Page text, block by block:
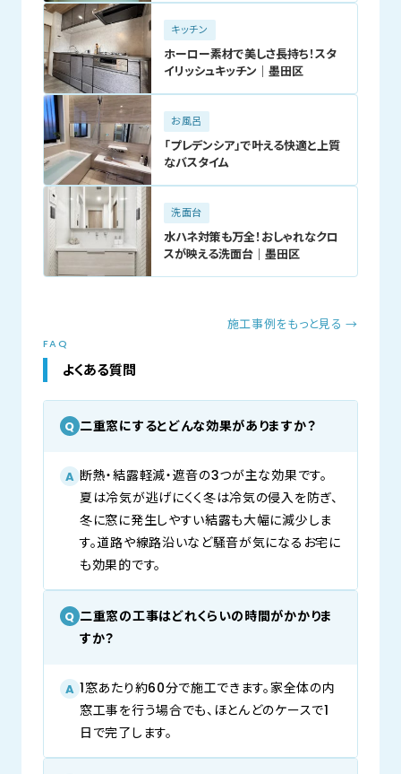
キッチン
ホーロー素材で美しさ長持ち！スタ
イリッシュキッチン｜墨田区
お風呂
「プレデンシア」で叶える快適と上質
なバスタイム
洗面台
水ハネ対策も万全！おしゃれなクロ
スが映える洗面台｜墨田区
施工事例をもっと見る →
FAQ
よくある質問
Q 二重窓にするとどんな効果がありますか？
A 断熱・結露軽減・遮音の3つが主な効果です。
夏は冷気が逃げにくく冬は冷気の侵入を防ぎ、
冬に窓に発生しやすい結露も大幅に減少しま
す。道路や線路沿いなど騒音が気になるお宅に
も効果的です。
Q 二重窓の工事はどれくらいの時間がかかりま
すか？
A 1窓あたり約60分で施工できます。家全体の内
窓工事を行う場合でも、ほとんどのケースで1
日で完了します。